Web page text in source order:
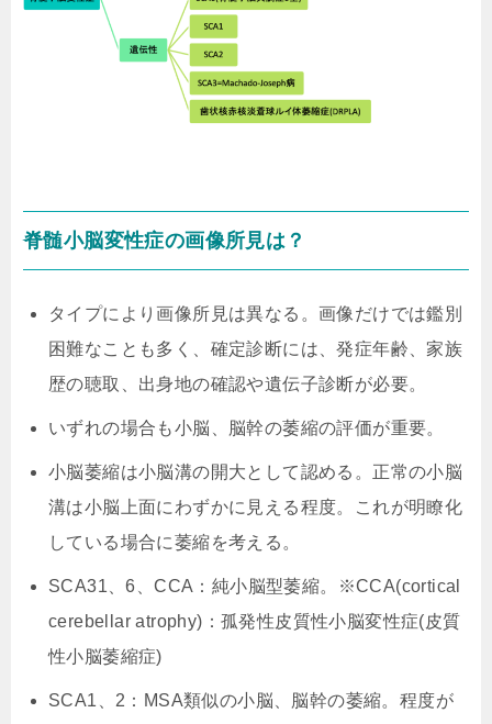
脊髄小脳変性症の画像所見は？
タイプにより画像所見は異なる。画像だけでは鑑別
困難なことも多く、確定診断には、発症年齢、家族
歴の聴取、出身地の確認や遺伝子診断が必要。
いずれの場合も小脳、脳幹の萎縮の評価が重要。
小脳萎縮は小脳溝の開大として認める。正常の小脳
溝は小脳上面にわずかに見える程度。これが明瞭化
している場合に萎縮を考える。
SCA31、6、CCA：純小脳型萎縮。※CCA(cortical
cerebellar atrophy)：孤発性皮質性小脳変性症(皮質
性小脳萎縮症)
SCA1、2：MSA類似の小脳、脳幹の萎縮。程度が